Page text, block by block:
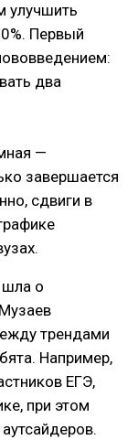
улучшить
Первый
два
—
завершается
сдвиги в
шла о
трендами
Например,
ЕГЭ,
при этом